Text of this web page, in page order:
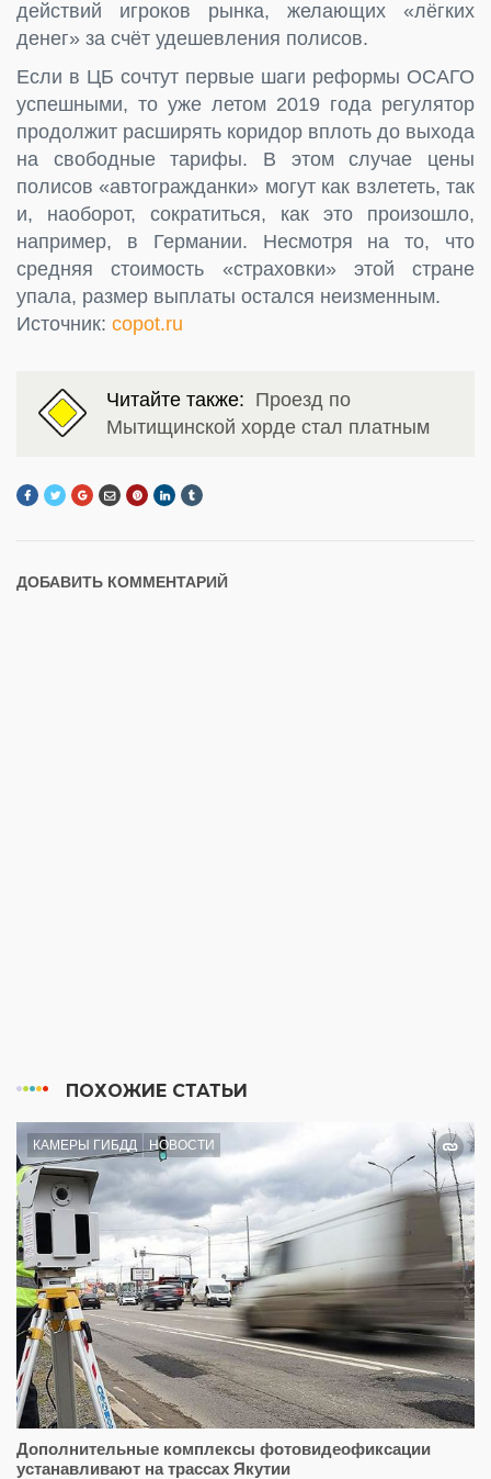
действий игроков рынка, желающих «лёгких
денег» за счёт удешевления полисов.
Если в ЦБ сочтут первые шаги реформы ОСАГО
успешными, то уже летом 2019 года регулятор
продолжит расширять коридор вплоть до выхода
на свободные тарифы. В этом случае цены
полисов «автогражданки» могут как взлететь, так
и, наоборот, сократиться, как это произошло,
например, в Германии. Несмотря на то, что
средняя стоимость «страховки» этой стране
упала, размер выплаты остался неизменным.
Источник: copot.ru
Читайте также: Проезд по
Мытищинской хорде стал платным
ДОБАВИТЬ КОММЕНТАРИЙ
ПОХОЖИЕ СТАТЬИ
КАМЕРЫ ГИБДД НОВОСТИ
Дополнительные комплексы фотовидеофиксации
устанавливают на трассах Якутии